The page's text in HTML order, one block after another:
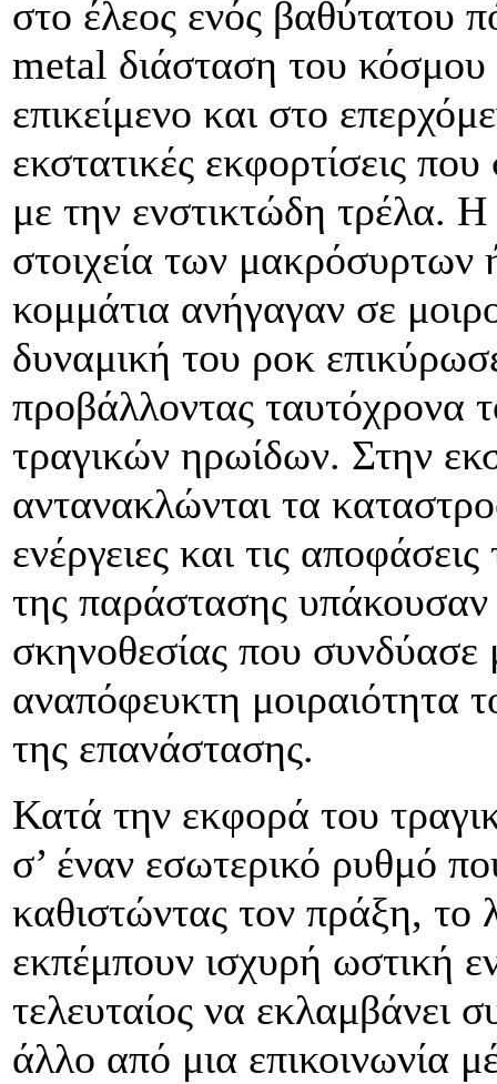
στο έλεος ενός βαθύτατου
metal διάσταση του κόσμου
επικείμενο και στο
εκστατικές εκφορτίσεις
με την ενστικτώδη τρέλα.
στοιχεία των
κομμάτια ανήγαγαν σε
δυναμική του ροκ
προβάλλοντας ταυτόχρονα
τραγικών ηρωίδων. Στην
αντανακλώνται τα
ενέργειες και τις
της παράστασης
σκηνοθεσίας που συνδύασε
αναπόφευκτη μοιραιότητα
της επανάστασης.
Κατά την εκφορά του
σ’ έναν εσωτερικό ρυθμό
καθιστώντας τον πράξη,
εκπέμπουν ισχυρή ωστική
τελευταίος να εκλαμβάνει
άλλο από μια επικοινωνία